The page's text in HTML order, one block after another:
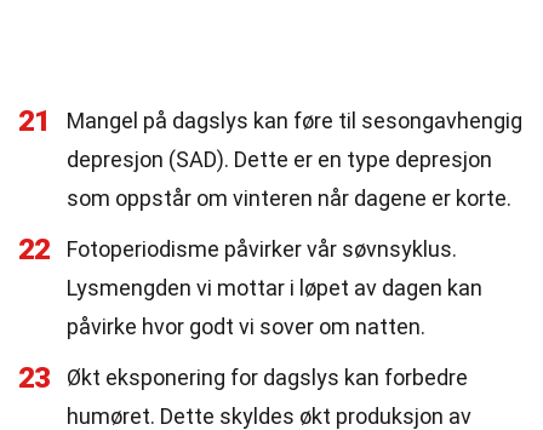
21
Mangel på dagslys kan føre til sesongavhengig
depresjon (SAD). Dette er en type depresjon
som oppstår om vinteren når dagene er korte.
22
Fotoperiodisme påvirker vår søvnsyklus.
Lysmengden vi mottar i løpet av dagen kan
påvirke hvor godt vi sover om natten.
23
Økt eksponering for dagslys kan forbedre
humøret. Dette skyldes økt produksjon av